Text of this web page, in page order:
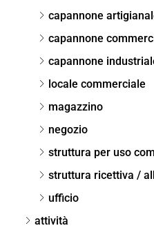
capannone
capannone
capannone
locale commerciale
magazzino
negozio
struttura per uso
struttura ricettiva /
ufficio
attività